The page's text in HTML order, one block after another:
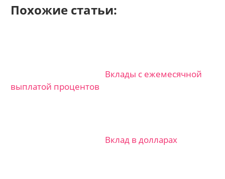
Похожие статьи:
Вклады с ежемесячной
выплатой процентов
Вклад в долларах